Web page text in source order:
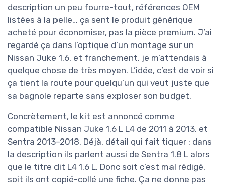
description un peu fourre-tout, références OEM
listées à la pelle… ça sent le produit générique
acheté pour économiser, pas la pièce premium. J’ai
regardé ça dans l’optique d’un montage sur un
Nissan Juke 1.6, et franchement, je m’attendais à
quelque chose de très moyen. L’idée, c’est de voir si
ça tient la route pour quelqu’un qui veut juste que
sa bagnole reparte sans exploser son budget.
Concrètement, le kit est annoncé comme
compatible Nissan Juke 1.6 L L4 de 2011 à 2013, et
Sentra 2013-2018. Déjà, détail qui fait tiquer : dans
la description ils parlent aussi de Sentra 1.8 L alors
que le titre dit L4 1.6 L. Donc soit c’est mal rédigé,
soit ils ont copié-collé une fiche. Ça ne donne pas